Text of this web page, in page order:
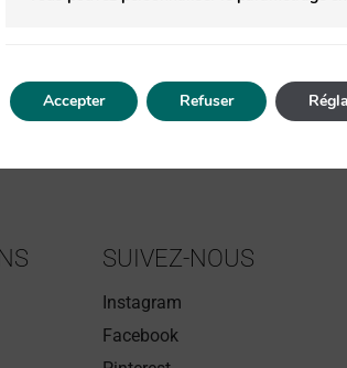
que
SUIVEZ-NOUS
Instagram
Facebook
Accepter Refuser